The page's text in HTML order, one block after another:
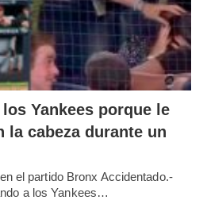
Yankees porque le
la cabeza durante un
el partido Bronx Accidentado.-
a los Yankees…